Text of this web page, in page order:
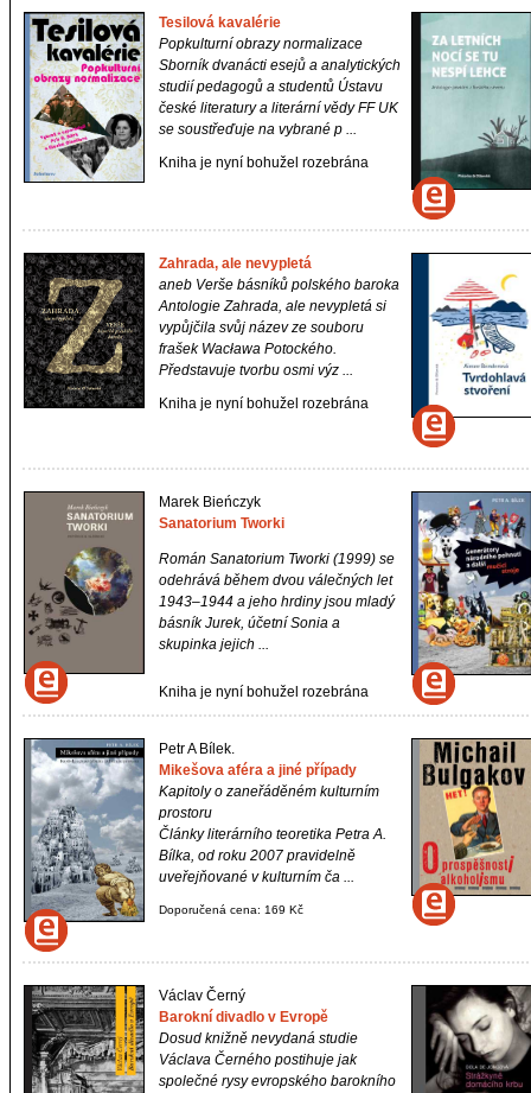
Tesilová kavalérie
Popkulturní obrazy normalizace
Sborník dvanácti esejů a analytických
studií pedagogů a studentů Ústavu
české literatury a literární vědy FF UK
se soustřeďuje na vybrané p ...
Kniha je nyní bohužel rozebrána
Zahrada, ale nevypletá
aneb Verše básníků polského baroka
AntologieZahrada, ale nevypletá si
vypůjčila svůj název ze souboru
frašek Wacława Potockého.
Představuje tvorbu osmi výz ...
Kniha je nyní bohužel rozebrána
Marek Bieńczyk
Sanatorium Tworki
Román Sanatorium Tworki (1999) se
odehrává během dvou válečných let
1943–1944 a jeho hrdiny jsou mladý
básník Jurek, účetní Sonia a
skupinka jejich ...
Kniha je nyní bohužel rozebrána
Petr A Bílek.
Mikešova aféra a jiné případy
Kapitoly o zaneřáděném kulturním
prostoru
Články literárního teoretika Petra A.
Bílka, od roku 2007 pravidelně
uveřejňované v kulturním ča ...
Doporučená cena: 169 Kč
Václav Černý
Barokní divadlo v Evropě
Dosud knižně nevydaná studie
Václava Černého postihuje jak
společné rysy evropského barokního